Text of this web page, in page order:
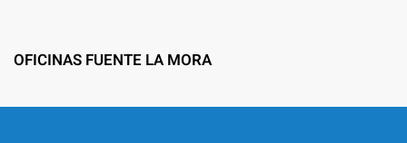
OFICINAS FUENTE LA MORA